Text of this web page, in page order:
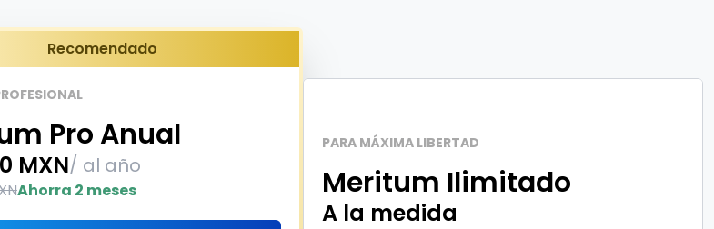
Recomendado
Pro Anual
MXN/ al año
Ahorra 2 meses
PARA MÁXIMA LIBERTAD
Meritum Ilimitado
A la medida